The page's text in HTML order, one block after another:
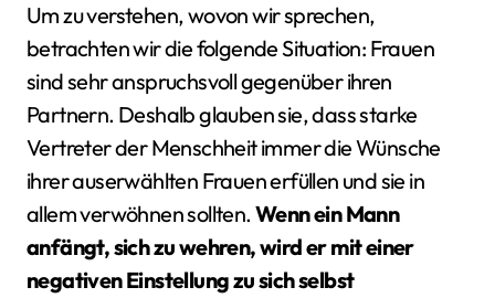
Um zu verstehen, wovon wir sprechen,
betrachten wir die folgende Situation: Frauen
sind sehr anspruchsvoll gegenüber ihren
Partnern. Deshalb glauben sie, dass starke
Vertreter der Menschheit immer die Wünsche
ihrer auserwählten Frauen erfüllen und sie in
allem verwöhnen sollten.Wenn ein Mann
anfängt, sich zu wehren, wird er mit einer
negativen Einstellung zu sich selbst